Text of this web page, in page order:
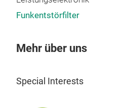
Funkentstörfilter
Mehr über uns
Special Interests